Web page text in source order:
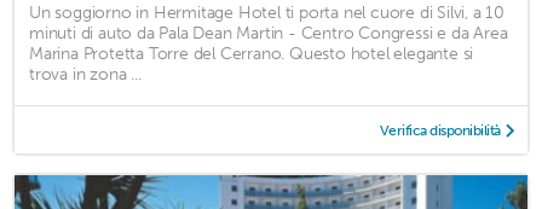
Un soggiorno in Hermitage Hotel ti porta nel cuore di Silvi, a 10
minuti di auto da Pala Dean Martin - Centro Congressi e da Area
Marina Protetta Torre del Cerrano. Questo hotel elegante si
trova in zona ...
Verifica disponibilità